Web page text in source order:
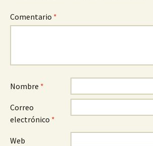
Comentario *
Nombre *
Correo
electrónico *
Web